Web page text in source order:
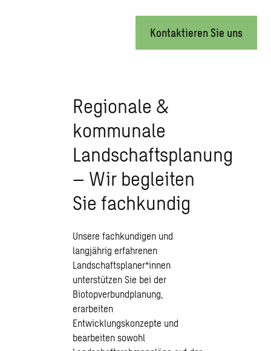
Kontaktieren Sie uns
Regionale &
kommunale
Landschaftsplanung
– Wir begleiten
Sie fachkundig
Unsere fachkundigen und
langjährig erfahrenen
Landschaftsplaner*innen
unterstützen Sie bei der
Biotopverbundplanung,
erarbeiten
Entwicklungskonzepte und
bearbeiten sowohl